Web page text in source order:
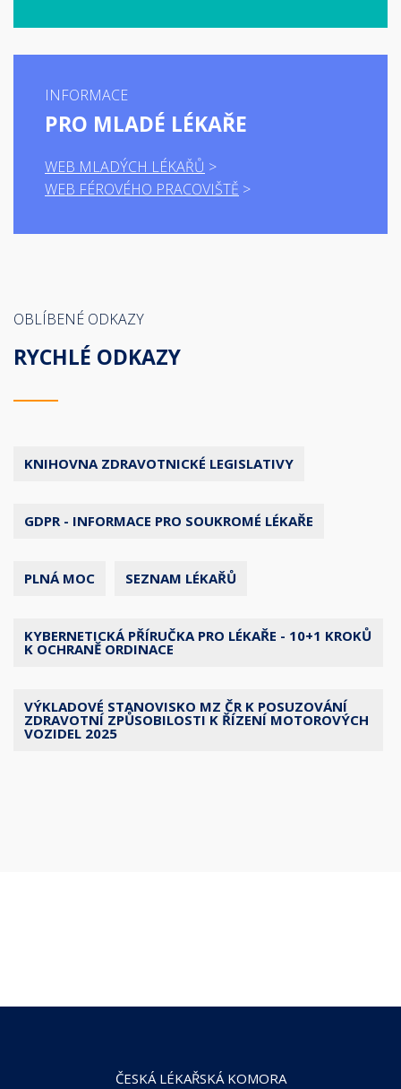
INFORMACE
PRO MLADÉ LÉKAŘE
WEB MLADÝCH LÉKAŘŮ
WEB FÉROVÉHO PRACOVIŠTĚ
OBLÍBENÉ ODKAZY
RYCHLÉ ODKAZY
KNIHOVNA ZDRAVOTNICKÉ LEGISLATIVY
GDPR - INFORMACE PRO SOUKROMÉ LÉKAŘE
PLNÁ MOC SEZNAM LÉKAŘŮ
KYBERNETICKÁ PŘÍRUČKA PRO LÉKAŘE - 10+1 KROKŮ
K OCHRANĚ ORDINACE
VÝKLADOVÉ STANOVISKO MZ ČR K POSUZOVÁNÍ
ZDRAVOTNÍ ZPŮSOBILOSTI K ŘÍZENÍ MOTOROVÝCH
VOZIDEL 2025
ČESKÁ LÉKAŘSKÁ KOMORA